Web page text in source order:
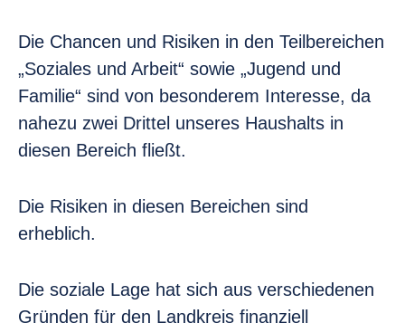
Die Chancen und Risiken in den Teilbereichen
„Soziales und Arbeit“ sowie „Jugend und
Familie“ sind von besonderem Interesse, da
nahezu zwei Drittel unseres Haushalts in
diesen Bereich fließt.
Die Risiken in diesen Bereichen sind
erheblich.
Die soziale Lage hat sich aus verschiedenen
Gründen für den Landkreis finanziell